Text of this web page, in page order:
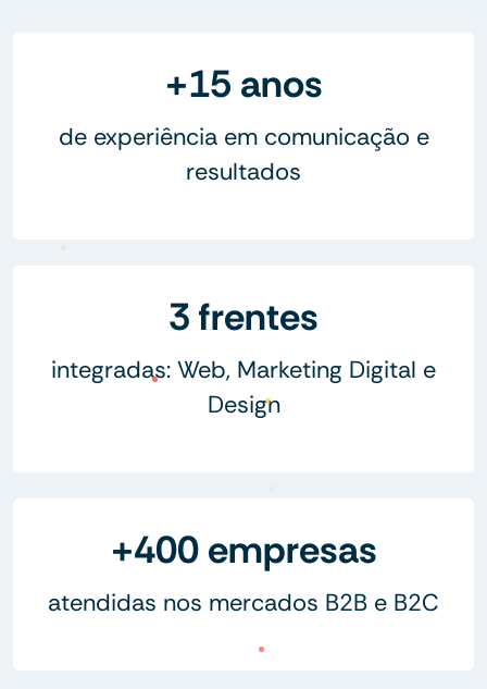
+15 anos
de experiência em comunicação e
resultados
3 frentes
integradas: Web, Marketing Digital e
Design
+400 empresas
atendidas nos mercados B2B e B2C